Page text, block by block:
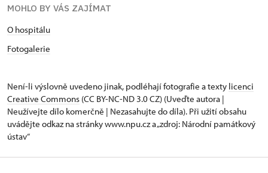
MOHLO BY VÁS ZAJÍMAT
O hospitálu
Fotogalerie
Není-li výslovně uvedeno jinak, podléhají fotografie a texty licenci
Creative Commons (CC BY-NC-ND 3.0 CZ) (Uveďte autora |
Neužívejte dílo komerčně | Nezasahujte do díla). Při užití obsahu
uvádějte odkaz na stránky www.npu.cz a „zdroj: Národní památkový
ústav“